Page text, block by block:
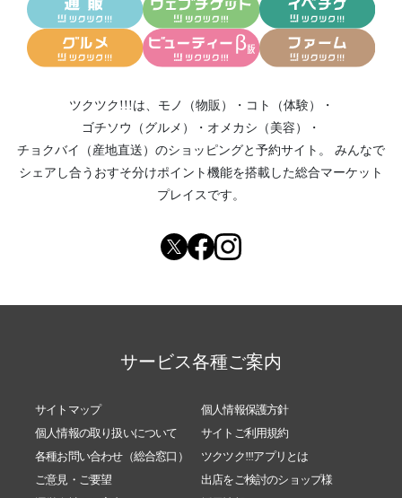
ツクツク!!!は、 モノ（物販） ・ コト（体験）
・
ゴチソウ（グルメ）
・ オメカシ（美容）
・
チョクバイ（産地直送） のショッピングと予約サイト。
みんなで
シェアし合う おすそ分けポイント機能を搭載した総合マーケット
プレイスです。
サービス各種ご案内
サイトマップ
個人情報保護方針
個人情報の取り扱いについて
サイトご利用規約
各種お問い合わせ（総合窓口）
ツクツク!!!アプリとは
ご意見・ご要望
出店をご検討のショップ様